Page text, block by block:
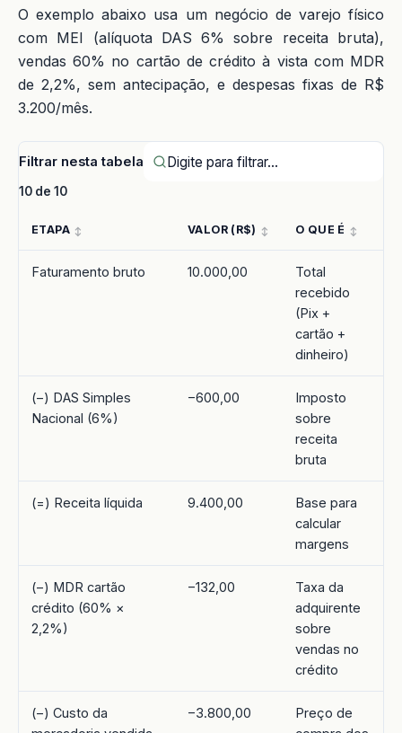
O exemplo abaixo usa um negócio de varejo físico
com MEI (alíquota DAS 6% sobre receita bruta),
vendas 60% no cartão de crédito à vista com MDR
de 2,2%, sem antecipação, e despesas fixas de R$
3.200/mês.
Filtrar nesta tabela
10 de 10
ETAPA VALOR (R$) O QUE É
Faturamento bruto 10.000,00
Total
recebido
(Pix +
cartão +
dinheiro)
(−) DAS Simples
Nacional (6%)
−600,00
Imposto
sobre
receita
bruta
(=) Receita líquida 9.400,00
Base para
calcular
margens
(−) MDR cartão
crédito (60% ×
2,2%)
−132,00
Taxa da
adquirente
sobre
vendas no
crédito
(−) Custo da
−3.800,00
Preço de